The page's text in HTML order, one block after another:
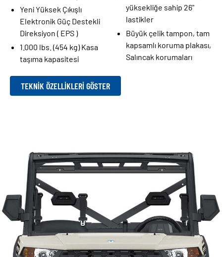
Yeni Yüksek Çıkışlı
Elektronik Güç Destekli
Direksiyon ( EPS )
1.000 lbs. (454 kg) Kasa
taşıma kapasitesi
yüksekliğe sahip 26"
lastikler
Büyük çelik tampon, tam
kapsamlı koruma plakası,
Salıncak korumaları
TEKNIK ÖZELLIKLERI GÖSTER